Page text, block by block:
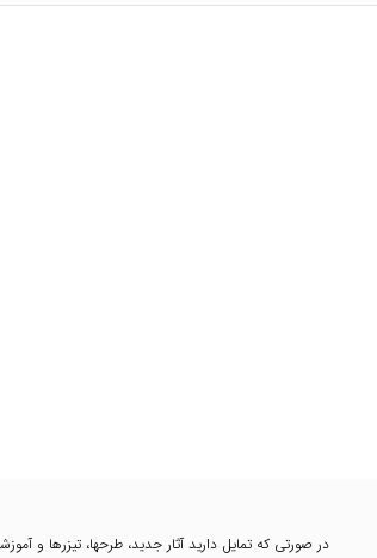
در صورتی که تمایل دارید آثار جدید، طرحها، تیزرها و